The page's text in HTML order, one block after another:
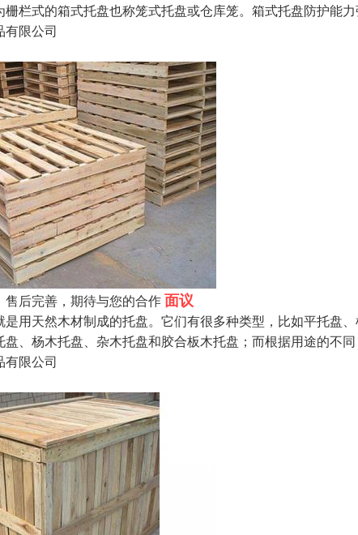
栏式的箱式托盘也称笼式托盘或仓库笼。箱式托盘防护能
有限公司
售后完善，期待与您的合作面议
用天然木材制成的托盘。它们有很多种类型，比如平托盘
、杨木托盘、杂木托盘和胶合板木托盘；而根据用途的不
有限公司